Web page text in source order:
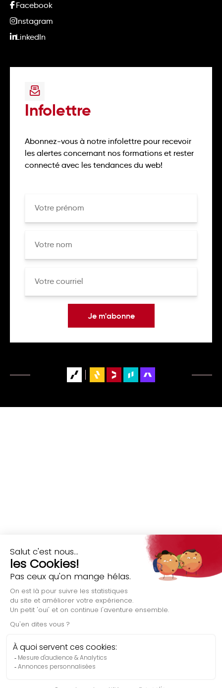
Facebook
Instagram
LinkedIn
Infolettre
Abonnez-vous à notre infolettre pour recevoir
les alertes concernant nos formations et rester
connecté avec les tendances du web!